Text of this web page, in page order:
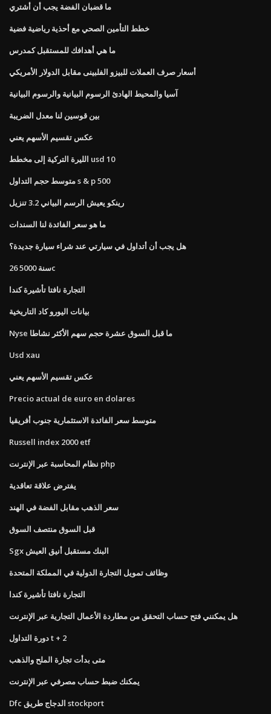
ما قضبان الفضة يجب أن أشتري
خطط التأمين الصحي مع أحذية رياضية فضية
ما هي أهدافك للمستقبل كمدرس
أسعار صرف العملات للبيزو الفلبينى مقابل الدولار الأمريكي
آسيا والمحيط الهادئ الرسوم البيانية والرسوم البيانية
بين قوسين لنا معدل الضريبة
عكس تقسيم الأسهم يعني
الليرة التركية إلى مخطط usd 10
متوسط ​​حجم التداول s & p 500
رينكو يعيش الرسم البياني 3.2 تنزيل
ما هو سعر الفائدة لنا السندات
هل يجب أن أتداول في سيارتي عند شراء سيارة جديدة؟
26 سنة 5000c
التجارة نافتا تأشيرة كندا
بيانات اليورو كاد التاريخية
Nyse ما قبل السوق عشرة حجم سهم الأكثر نشاطا
Usd xau
عكس تقسيم الأسهم يعني
Precio actual de euro en dolares
متوسط ​​سعر الفائدة الاستثمارية جنوب أفريقيا
Russell index 2000 etf
نظام المحاسبة عبر الإنترنت php
يفترض علاقة تعاقدية
سعر الذهب مقابل الفضة في الهند
قبل السوق منتصف السوق
Sgx البنك مستقبل أنيق العيش
وظائف تمويل التجارة الدولية في المملكة المتحدة
التجارة نافتا تأشيرة كندا
هل يمكنني فتح حساب التحقق من مطاردة الأعمال التجارية عبر الإنترنت
دورة التداول t + 2
متى بدأت تجارة الملح والذهب
يمكنك ضبط حساب مصرفي عبر الإنترنت
Dfc الدجاج طريق stockport